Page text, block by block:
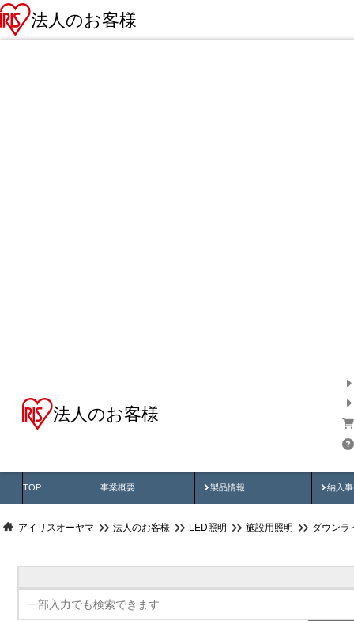
法人のお客様
法人のお客様
TOP 事業概要 製品情報
製品動画 納入
納
アイリスオーヤマ 法人のお客様 LED照明 施設用照明 ダウンラ